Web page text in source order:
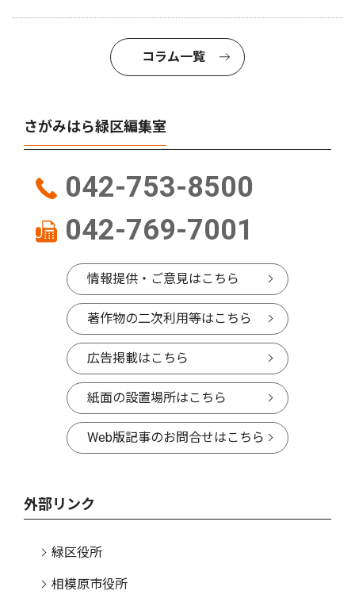
コラム一覧
さがみはら緑区編集室
042-753-8500
042-769-7001
情報提供・ご意見はこちら
著作物の二次利用等はこちら
広告掲載はこちら
紙面の設置場所はこちら
Web版記事のお問合せはこちら
外部リンク
緑区役所
相模原市役所